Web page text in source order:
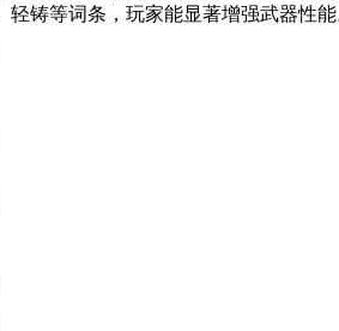
铸等词条，玩家能显著增强武器性能